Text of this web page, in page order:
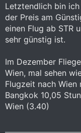
Letztendlich bin
der Preis am
einen Flug ab STR
sehr günstig ist.
Im Dezember
Wien, mal sehen
Flugzeit nach Wien
Bangkok 10,05
Wien (3.40)